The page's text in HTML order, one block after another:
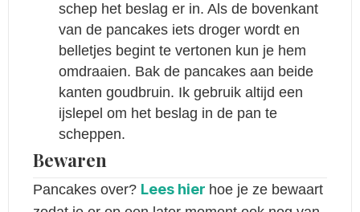
schep het beslag er in. Als de bovenkant
van de pancakes iets droger wordt en
belletjes begint te vertonen kun je hem
omdraaien. Bak de pancakes aan beide
kanten goudbruin. Ik gebruik altijd een
ijslepel om het beslag in de pan te
scheppen.
Bewaren
Pancakes over? Lees hier hoe je ze bewaart